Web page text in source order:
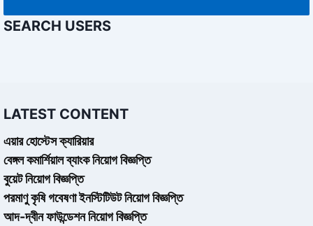
SEARCH USERS
LATEST CONTENT
এয়ার হোস্টেস ক্যারিয়ার
বেঙ্গল কমার্শিয়াল ব্যাংক নিয়োগ বিজ্ঞপ্তি
বুয়েট নিয়োগ বিজ্ঞপ্তি
পরমাণু কৃষি গবেষণা ইনস্টিটিউট নিয়োগ বিজ্ঞপ্তি
আদ-দ্বীন ফাউন্ডেশন নিয়োগ বিজ্ঞপ্তি